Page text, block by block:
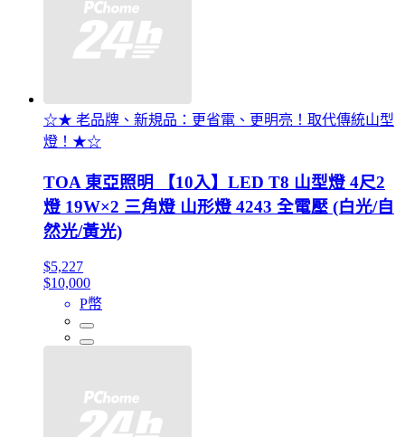
☆★ 老品牌、新規品：更省電、更明亮！取代傳統山型
燈！★☆
TOA 東亞照明 【10入】LED T8 山型燈 4尺2
燈 19W×2 三角燈 山形燈 4243 全電壓 (白光/自
然光/黃光)
$5,227
$10,000
P幣